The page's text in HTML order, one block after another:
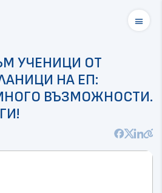
menu
УЧЕНИЦИ ОТ
НА ЕП:
ВЪЗМОЖНОСТИ.